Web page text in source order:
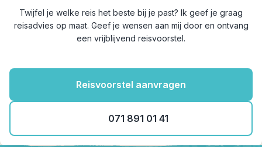
Twijfel je welke reis het beste bij je past? Ik geef je graag
reisadvies op maat. Geef je wensen aan mij door en ontvang
een vrijblijvend reisvoorstel.
Reisvoorstel aanvragen
071 891 01 41